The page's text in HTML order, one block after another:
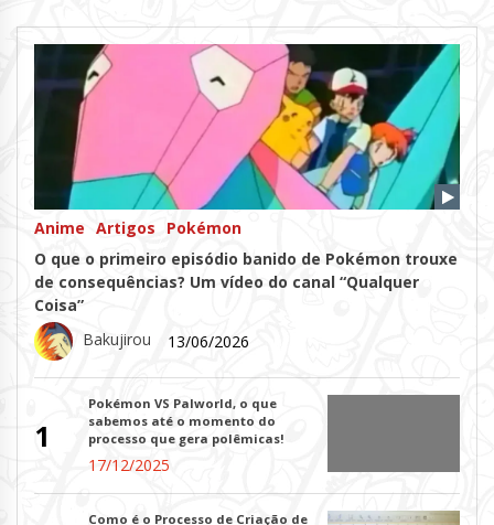
Anime Artigos
Pokémon
O que o primeiro episódio banido de Pokémon trouxe
de consequências? Um vídeo do canal “Qualquer
Coisa”
Bakujirou
13/06/2026
1
Pokémon VS Palworld, o que
sabemos até o momento do
processo que gera polêmicas!
17/12/2025
Como é o Processo de Criação de